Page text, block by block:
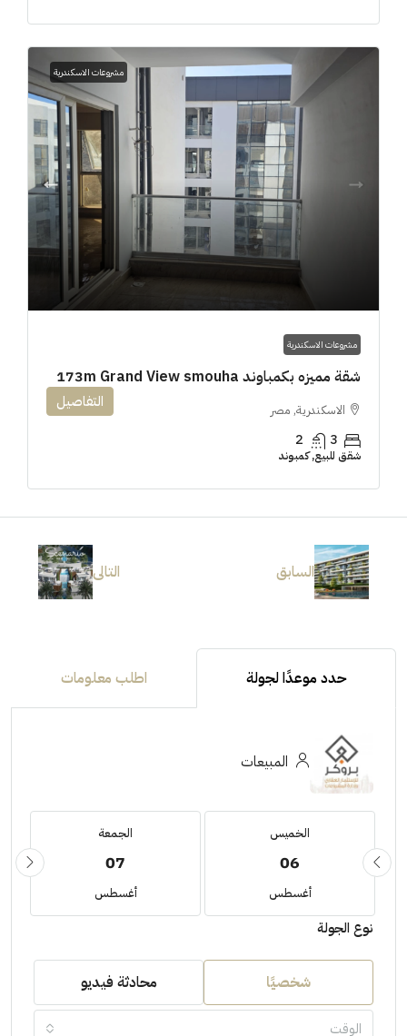
مشروعات الاسكندرية
مشروعات الاسكندرية
شقة مميزه بكمباوند 173m Grand View smouha
الاسكندرية, مصر
3
2
شقق للبيع, كمبوند
التفاصيل
السابق التالى
حدد موعدًا لجولة اطلب معلومات
المبيعات
الخميس
06
أغسطس
الجمعة
07
أغسطس
نوع الجولة
شخصيًا محادثة فيديو
الوقت